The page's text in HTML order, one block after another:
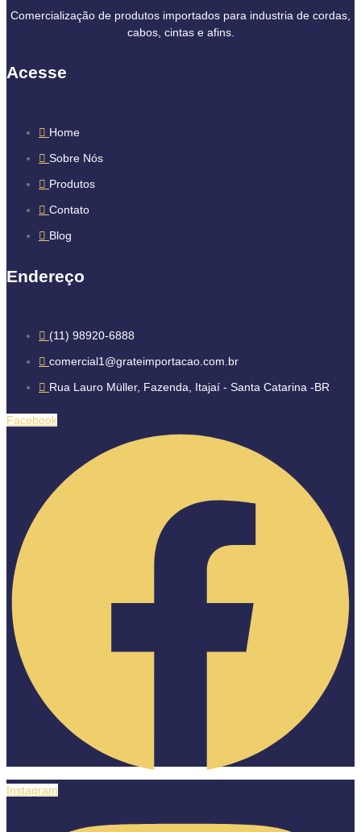
Comercialização de produtos importados para industria de cordas,
cabos, cintas e afins.
Acesse
Home
Sobre Nós
Produtos
Contato
Blog
Endereço
(11) 98920-6888
comercial1@grateimportacao.com.br
Rua Lauro Müller, Fazenda, Itajaí - Santa Catarina -BR
Facebook
Instagram